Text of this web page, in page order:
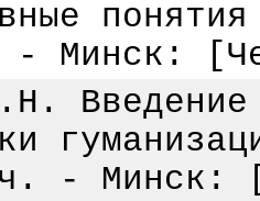
- Минск:
Введение
- Минск: